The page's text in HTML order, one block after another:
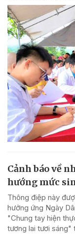
Cảnh báo về
hướng mức
Thông điệp này
hưởng ứng Ngày
"Chung tay hiện
tương lai tươi sáng"